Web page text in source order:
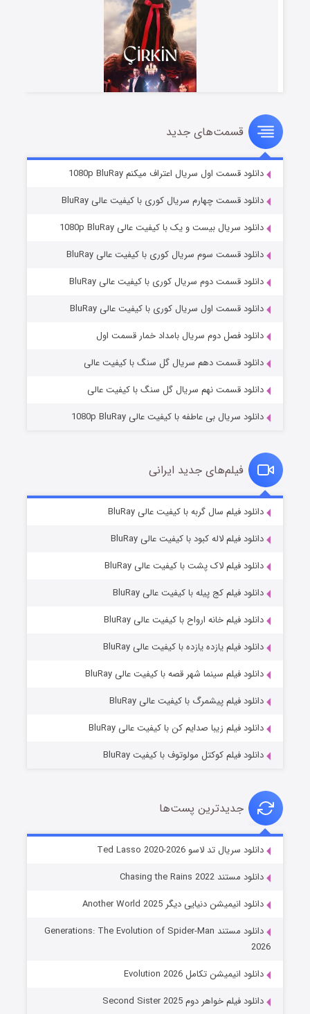
سریال زشت
قسمت۲ (زیرنویس) منتشر شد
مردگان متحرک: شهر مرده ۳
قسمت۲ (زیرنویس) منتشر شد
قسمت۷ (زیرنویس) منتشر شد
خاندان اژدها فصل ۳
قسمت‌های جدید
دانلود قسمت اول سریال اعتراف میکنم 1080p BluRay
دانلود قسمت چهارم سریال کوری با کیفیت عالی BluRay
دانلود سریال بیست و یک با کیفیت عالی 1080p BluRay
دانلود قسمت سوم سریال کوری با کیفیت عالی BluRay
دانلود قسمت دوم سریال کوری با کیفیت عالی BluRay
دانلود قسمت اول سریال کوری با کیفیت عالی BluRay
دانلود فصل دوم سریال بامداد خمار قسمت اول
دانلود قسمت دهم سریال گل سنگ با کیفیت عالی
دانلود قسمت نهم سریال گل سنگ با کیفیت عالی
دانلود سریال بی عاطفه با کیفیت عالی 1080p BluRay
فیلم‌های جدید ایرانی
دانلود فیلم سال گربه با کیفیت عالی BluRay
دانلود فیلم لاله کبود با کیفیت عالی BluRay
دانلود فیلم لاک پشت با کیفیت عالی BluRay
دانلود فیلم کج‌ پیله با کیفیت عالی BluRay
دانلود فیلم خانه ارواح با کیفیت عالی BluRay
دانلود فیلم یازده یازده با کیفیت عالی BluRay
دانلود فیلم سینما شهر قصه با کیفیت عالی BluRay
دانلود فیلم پیشمرگ با کیفیت عالی BluRay
دانلود فیلم زیبا صدایم کن با کیفیت عالی BluRay
دانلود فیلم کوکتل مولوتوف با کیفیت BluRay
جدیدترین پست‌ها
دانلود سریال تد لاسو Ted Lasso 2020-2026
دانلود مستند Chasing the Rains 2022
دانلود انیمیشن دنیایی دیگر Another World 2025
دانلود مستند Generations: The Evolution of Spider-Man
2026
دانلود انیمیشن تکامل Evolution 2026
دانلود فیلم خواهر دوم Second Sister 2025